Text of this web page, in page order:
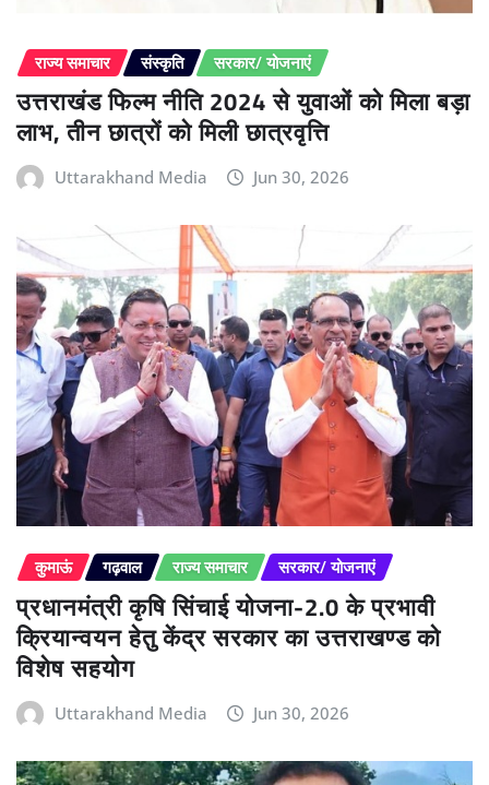
राज्य समाचार संस्कृति सरकार/ योजनाएं
उत्तराखंड फिल्म नीति 2024 से युवाओं को मिला बड़ा
लाभ, तीन छात्रों को मिली छात्रवृत्ति
Uttarakhand Media Jun 30, 2026
कुमाऊं गढ़वाल राज्य समाचार सरकार/ योजनाएं
प्रधानमंत्री कृषि सिंचाई योजना-2.0 के प्रभावी
क्रियान्वयन हेतु केंद्र सरकार का उत्तराखण्ड को
विशेष सहयोग
Uttarakhand Media Jun 30, 2026